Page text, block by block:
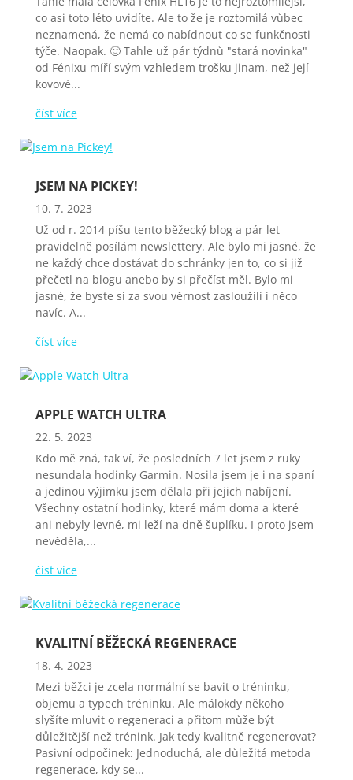
co asi toto léto uvidíte. Ale to že je roztomilá vůbec
neznamená, že nemá co nabídnout co se funkčnosti
týče. Naopak. 🙂 Tahle už pár týdnů "stará novinka"
od Fénixu míří svým vzhledem trošku jinam, než její
kovové...
číst více
JSEM NA PICKEY!
10. 7. 2023
Už od r. 2014 píšu tento běžecký blog a pár let
pravidelně posílám newslettery. Ale bylo mi jasné, že
ne každý chce dostávat do schránky jen to, co si již
přečetl na blogu anebo by si přečíst měl. Bylo mi
jasné, že byste si za svou věrnost zasloužili i něco
navíc. A...
číst více
APPLE WATCH ULTRA
22. 5. 2023
Kdo mě zná, tak ví, že posledních 7 let jsem z ruky
nesundala hodinky Garmin. Nosila jsem je i na spaní
a jedinou výjimku jsem dělala při jejich nabíjení.
Všechny ostatní hodinky, které mám doma a které
ani nebyly levné, mi leží na dně šuplíku. I proto jsem
nevěděla,...
číst více
KVALITNÍ BĚŽECKÁ REGENERACE
18. 4. 2023
Mezi běžci je zcela normální se bavit o tréninku,
objemu a typech tréninku. Ale málokdy někoho
slyšíte mluvit o regeneraci a přitom může být
důležitější než trénink. Jak tedy kvalitně regenerovat?
Pasivní odpočinek: Jednoduchá, ale důležitá metoda
regenerace, kdy se...